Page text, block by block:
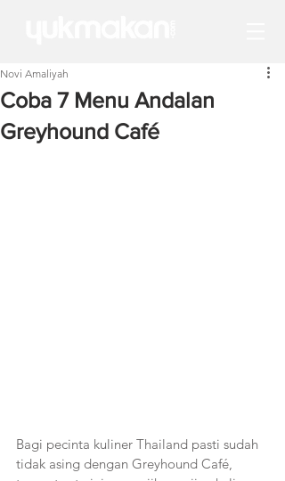
Coba 7 Menu Andalan
Greyhound Café
Novi Amaliyah
Bagi pecinta kuliner Thailand pasti sudah
tidak asing dengan Greyhound Café,